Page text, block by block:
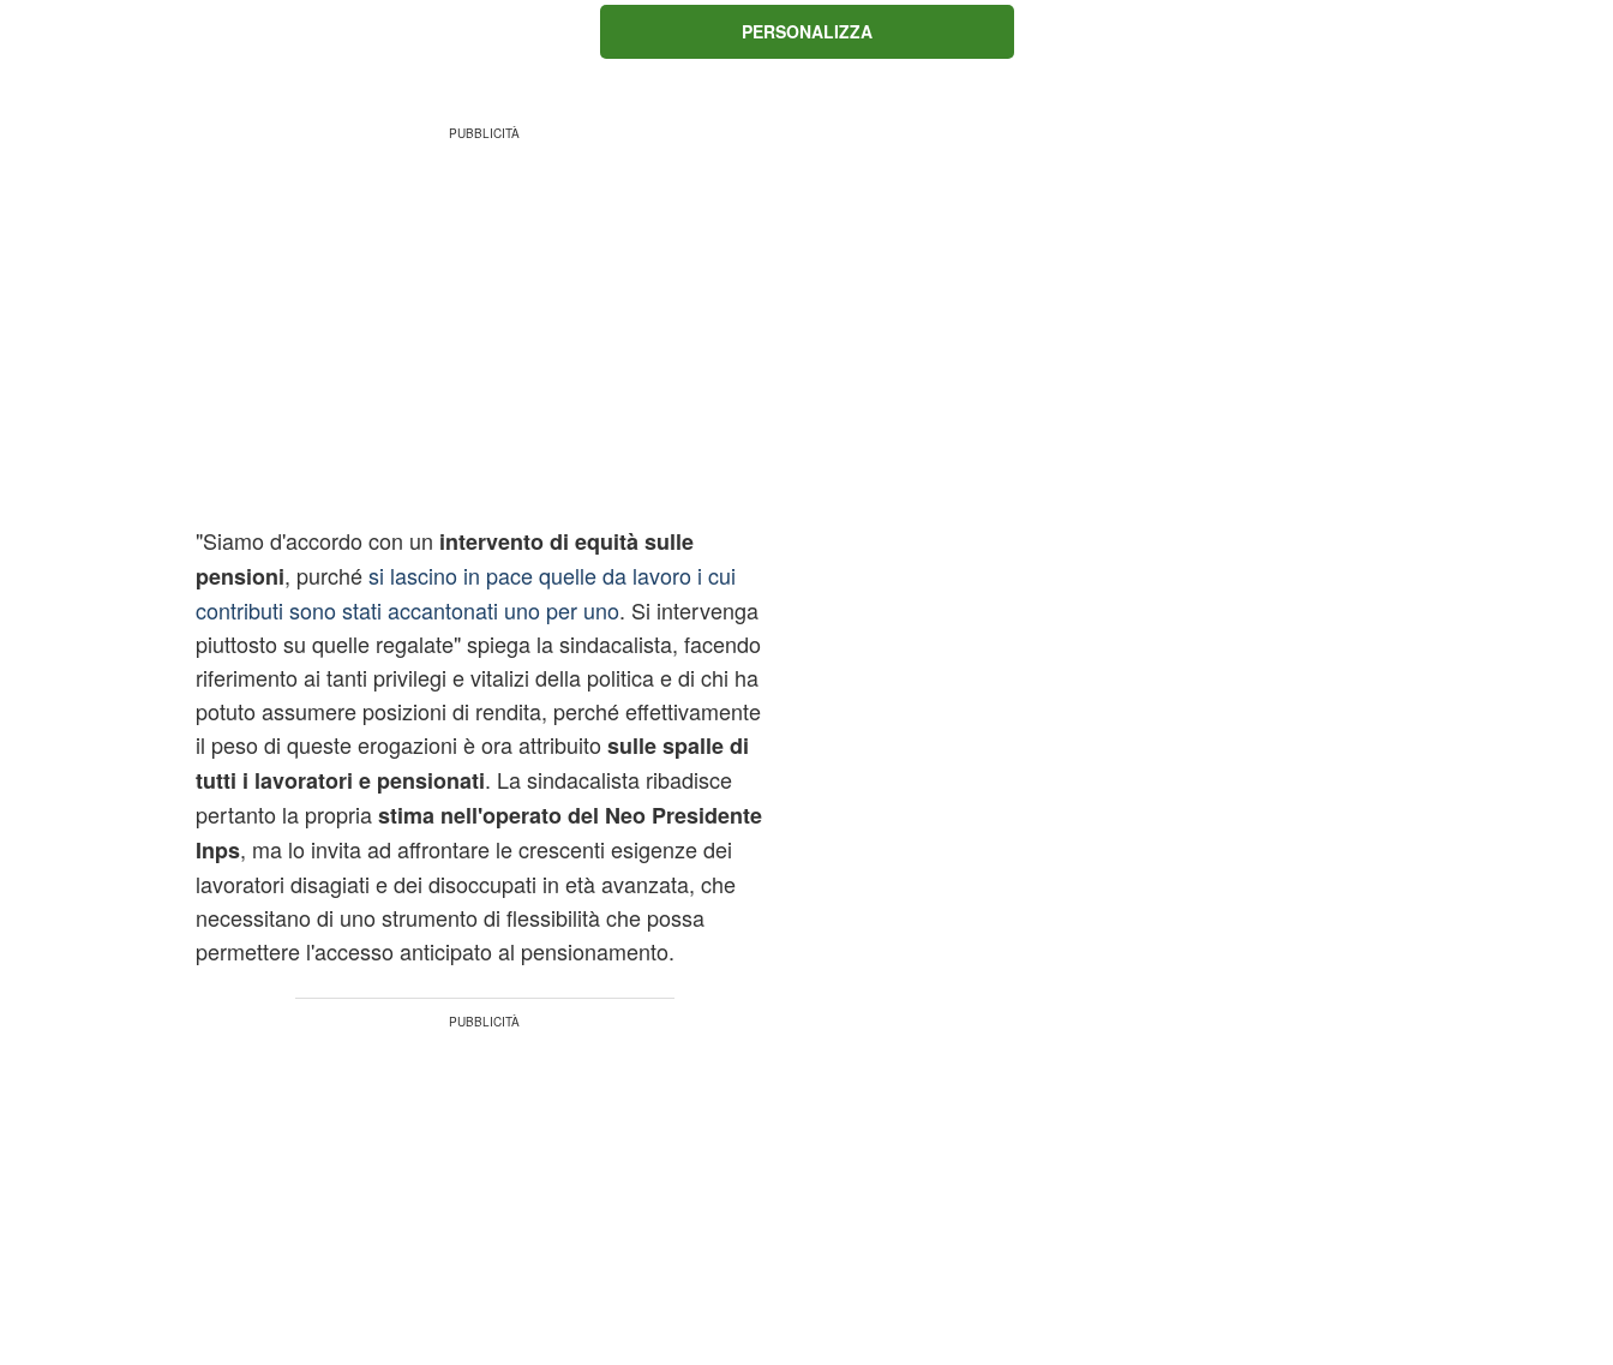
"Siamo d'accordo con un intervento di equità sulle
pensioni, purchési lascino in pace quelle da lavoro i cui
contributi sono stati accantonati uno per uno. Si intervenga
piuttosto su quelle regalate" spiega la sindacalista, facendo
riferimento ai tanti privilegi e vitalizi della politica e di chi ha
potuto assumere posizioni di rendita, perché effettivamente
il peso di queste erogazioni è ora attribuito sulle spalle di
tutti i lavoratori e pensionati. La sindacalista ribadisce
pertanto la propriastima nell'operato del Neo Presidente
Inps, ma lo invita ad affrontare le crescenti esigenze dei
lavoratori disagiati e dei disoccupati in età avanzata, che
necessitano di uno strumento di flessibilità che possa
permettere l'accesso anticipato al pensionamento.
PERSONALIZZA